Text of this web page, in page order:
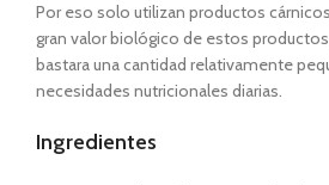
Por eso solo utilizan productos
gran valor biológico de estos
bastara una cantidad relativamente
necesidades nutricionales diarias.
Ingredientes